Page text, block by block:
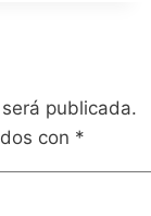
publicada.
con *